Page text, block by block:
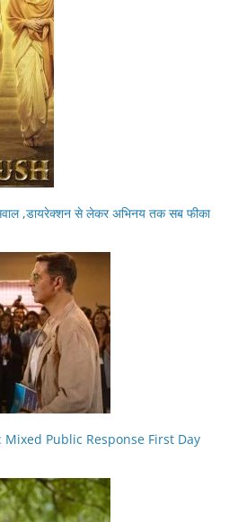
,डायरेक्शन से लेकर अभिनय तक सब फीका
Mixed Public Response First Day